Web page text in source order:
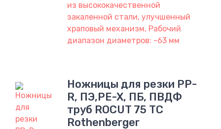
из высококачественной
закаленной стали, улучшенный
храповый механизм, Рабочий
диапазон диаметров: -63 мм
Ножницы для резки PP-
R, ПЭ,PE-X, ПБ, ПВДФ
труб ROCUT 75 ТС
Rothenberger